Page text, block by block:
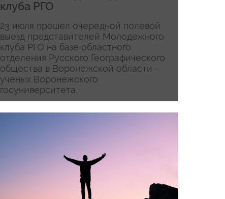
клуба РГО
23 июля прошел очередной полевой
выезд представителей Молодежного
клуба РГО на базе областного
отделения Русского Географического
общества в Воронежской области –
ученых Воронежского
госуниверситета.